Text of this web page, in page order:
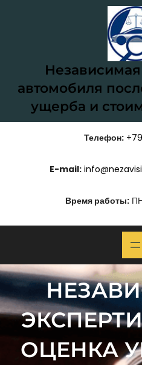
автомобиля
ущерба и
Телефон:
E-mail:
Время работы:
ОЦЕНКА